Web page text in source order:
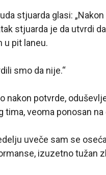
stjuarda glasi:
stjuarda je da utvrdi
u pit laneu.
smo da nije.“
nakon potvrde,
tima, veoma ponosan
uveče sam se
izuzetno tužan